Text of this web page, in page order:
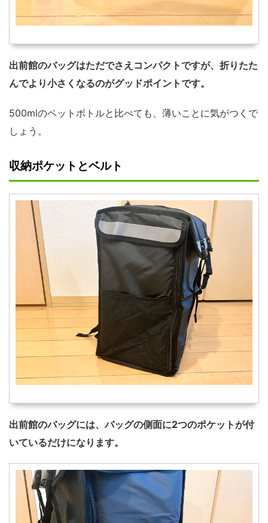
出前館のバッグはただでさえコンパクトですが、折りたた
んでより小さくなるのがグッドポイントです。
500mlのペットボトルと比べても、薄いことに気がつくで
しょう。
収納ポケットとベルト
出前館のバッグには、バッグの側面に2つのポケットが付
いているだけになります。